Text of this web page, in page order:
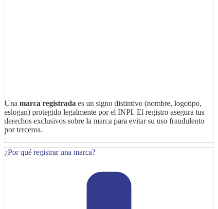
Una marca registrada es un signo distintivo (nombre, logotipo,
eslogan) protegido legalmente por el INPI. El registro asegura tus
derechos exclusivos sobre la marca para evitar su uso fraudulento
por terceros.
¿Por qué registrar una marca?